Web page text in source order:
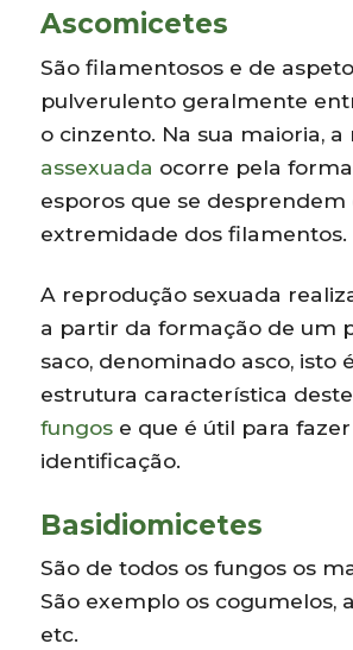
Ascomicetes
São filamentosos e de aspeto
pulverulento geralmente
o cinzento. Na sua maioria,
assexuada ocorre pela
esporos que se desprendem
extremidade dos filamentos.
A reprodução sexuada
a partir da formação de um
saco, denominado asco, isto
estrutura característica
fungos e que é útil para fazer
identificação.
Basidiomicetes
São de todos os fungos os
São exemplo os cogumelos,
etc.